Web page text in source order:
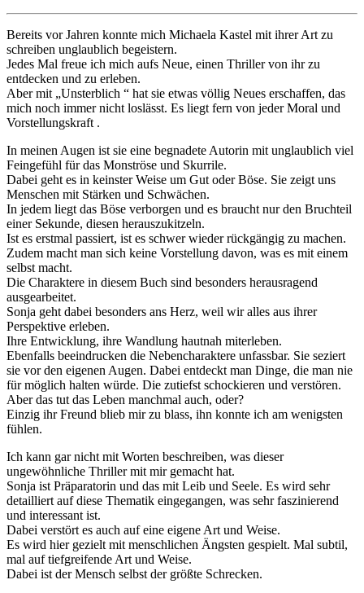
Bereits vor Jahren konnte mich Michaela Kastel mit ihrer Art zu
schreiben unglaublich begeistern.
Jedes Mal freue ich mich aufs Neue, einen Thriller von ihr zu
entdecken und zu erleben.
Aber mit „Unsterblich “ hat sie etwas völlig Neues erschaffen, das
mich noch immer nicht loslässt. Es liegt fern von jeder Moral und
Vorstellungskraft .
In meinen Augen ist sie eine begnadete Autorin mit unglaublich viel
Feingefühl für das Monströse und Skurrile.
Dabei geht es in keinster Weise um Gut oder Böse. Sie zeigt uns
Menschen mit Stärken und Schwächen.
In jedem liegt das Böse verborgen und es braucht nur den Bruchteil
einer Sekunde, diesen herauszukitzeln.
Ist es erstmal passiert, ist es schwer wieder rückgängig zu machen.
Zudem macht man sich keine Vorstellung davon, was es mit einem
selbst macht.
Die Charaktere in diesem Buch sind besonders herausragend
ausgearbeitet.
Sonja geht dabei besonders ans Herz, weil wir alles aus ihrer
Perspektive erleben.
Ihre Entwicklung, ihre Wandlung hautnah miterleben.
Ebenfalls beeindrucken die Nebencharaktere unfassbar. Sie seziert
sie vor den eigenen Augen. Dabei entdeckt man Dinge, die man nie
für möglich halten würde. Die zutiefst schockieren und verstören.
Aber das tut das Leben manchmal auch, oder?
Einzig ihr Freund blieb mir zu blass, ihn konnte ich am wenigsten
fühlen.
Ich kann gar nicht mit Worten beschreiben, was dieser
ungewöhnliche Thriller mit mir gemacht hat.
Sonja ist Präparatorin und das mit Leib und Seele. Es wird sehr
detailliert auf diese Thematik eingegangen, was sehr faszinierend
und interessant ist.
Dabei verstört es auch auf eine eigene Art und Weise.
Es wird hier gezielt mit menschlichen Ängsten gespielt. Mal subtil,
mal auf tiefgreifende Art und Weise.
Dabei ist der Mensch selbst der größte Schrecken.